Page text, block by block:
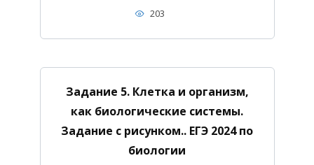
203
Задание 5. Клетка и организм,
как биологические системы.
Задание с рисунком.. ЕГЭ 2024 по
биологии